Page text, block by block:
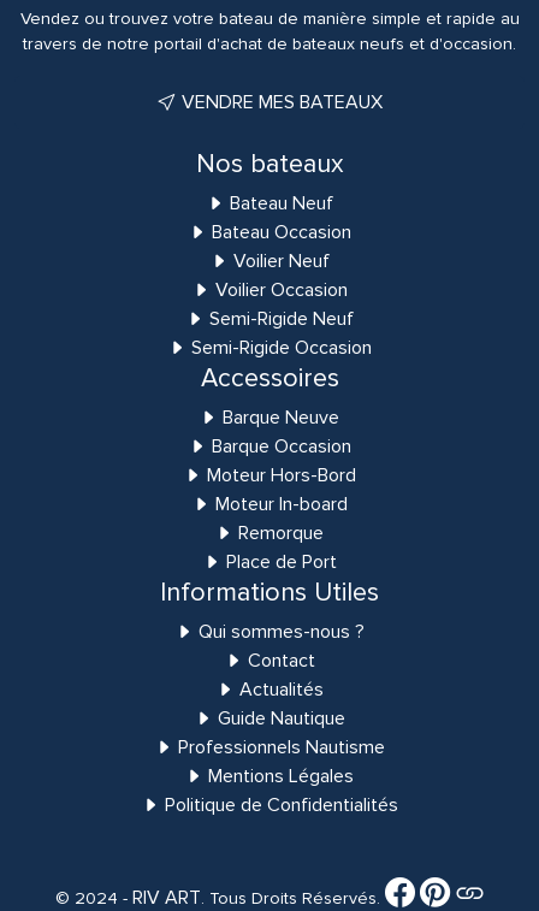
Vendez ou trouvez votre bateau de manière simple et rapide au
travers de notre portail d'achat de bateaux neufs et d'occasion.
VENDRE MES BATEAUX
Nos bateaux
Bateau Neuf
Bateau Occasion
Voilier Neuf
Voilier Occasion
Semi-Rigide Neuf
Semi-Rigide Occasion
Accessoires
Barque Neuve
Barque Occasion
Moteur Hors-Bord
Moteur In-board
Remorque
Place de Port
Informations Utiles
Qui sommes-nous ?
Contact
Actualités
Guide Nautique
Professionnels Nautisme
Mentions Légales
Politique de Confidentialités
© 2024 -RIV ART. Tous Droits Réservés.